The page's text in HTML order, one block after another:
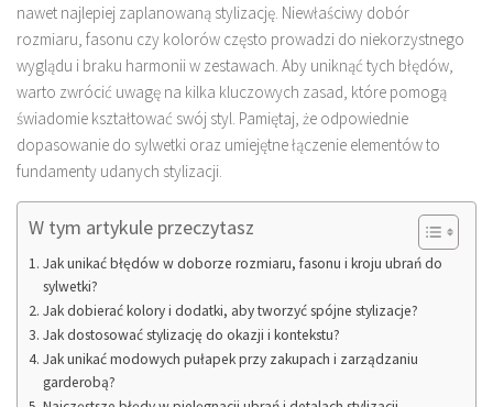
nawet najlepiej zaplanowaną stylizację. Niewłaściwy dobór
rozmiaru, fasonu czy kolorów często prowadzi do niekorzystnego
wyglądu i braku harmonii w zestawach. Aby uniknąć tych błędów,
warto zwrócić uwagę na kilka kluczowych zasad, które pomogą
świadomie kształtować swój styl. Pamiętaj, że odpowiednie
dopasowanie do sylwetki oraz umiejętne łączenie elementów to
fundamenty udanych stylizacji.
W tym artykule przeczytasz
Jak unikać błędów w doborze rozmiaru, fasonu i kroju ubrań do
sylwetki?
Jak dobierać kolory i dodatki, aby tworzyć spójne stylizacje?
Jak dostosować stylizację do okazji i kontekstu?
Jak unikać modowych pułapek przy zakupach i zarządzaniu
garderobą?